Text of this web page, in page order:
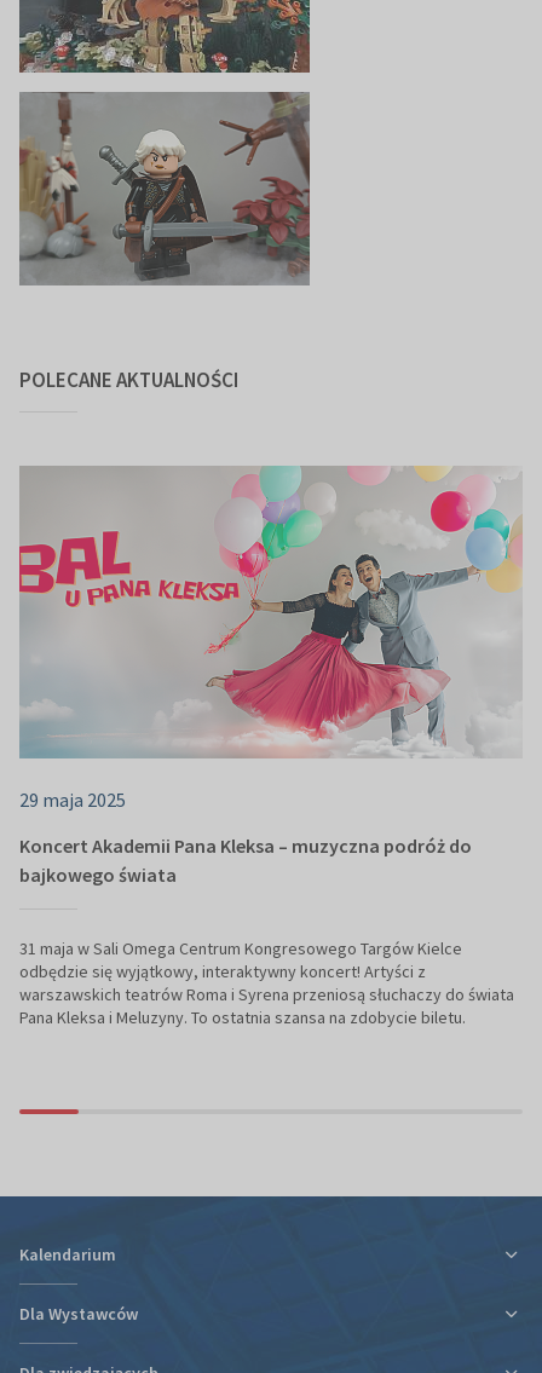
POLECANE AKTUALNOŚCI
29 maja 2025
Koncert Akademii Pana Kleksa – muzyczna podróż do
bajkowego świata
31 maja w Sali Omega Centrum Kongresowego Targów Kielce
odbędzie się wyjątkowy, interaktywny koncert! Artyści z
warszawskich teatrów Roma i Syrena przeniosą słuchaczy do świata
Pana Kleksa i Meluzyny. To ostatnia szansa na zdobycie biletu.
Kalendarium
Dla Wystawców